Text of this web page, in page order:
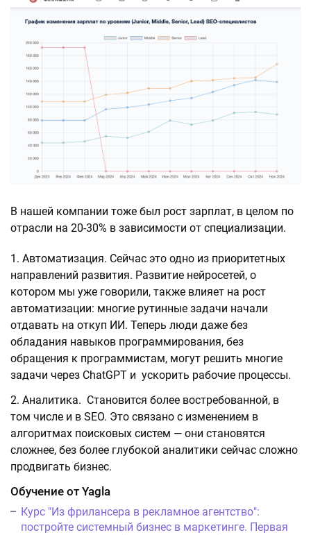
В нашей компании тоже был рост зарплат, в целом по
отрасли на 20-30% в зависимости от специализации.
Автоматизация. Сейчас это одно из приоритетных
направлений развития. Развитие нейросетей, о
котором мы уже говорили, также влияет на рост
автоматизации: многие рутинные задачи начали
отдавать на откуп ИИ. Теперь люди даже без
обладания навыков программирования, без
обращения к программистам, могут решить многие
задачи через ChatGPT и ускорить рабочие процессы.
Аналитика. Становится более востребованной, в
том числе и в SEO. Это связано с изменением в
алгоритмах поисковых систем — они становятся
сложнее, без более глубокой аналитики сейчас сложно
продвигать бизнес.
Обучение от Yagla
Курс "Из фрилансера в рекламное агентство":
постройте системный бизнес в маркетинге. Первая